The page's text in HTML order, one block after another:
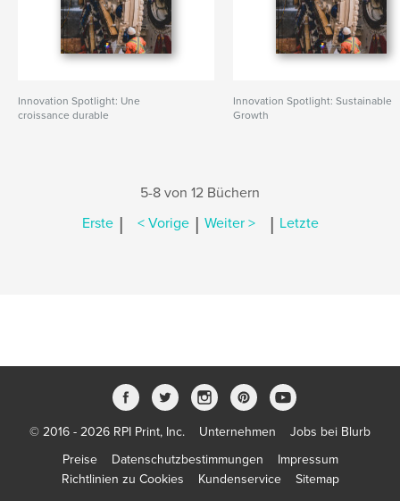
Innovation Spotlight: Une
croissance durable
Innovation Spotlight: Sustainable
Growth
5-8 von 12 Büchern
Erste | < Vorige | Weiter > | Letzte
© 2016 - 2026 RPI Print, Inc. Unternehmen
Jobs bei Blurb
Preise
Datenschutzbestimmungen
Impressum
Richtlinien zu Cookies
Kundenservice Sitemap